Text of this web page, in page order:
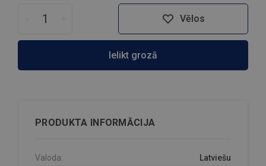
Vēlos
Ielikt grozā
PRODUKTA INFORMĀCIJA
Valoda: Latviešu